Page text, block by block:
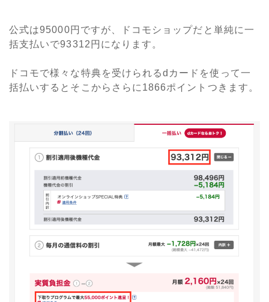
公式は95000円ですが、ドコモショップだと単純に一
括支払いで93312円になります。
ドコモで様々な特典を受けられるdカードを使って一
括払いするとそこからさらに1866ポイントつきます。